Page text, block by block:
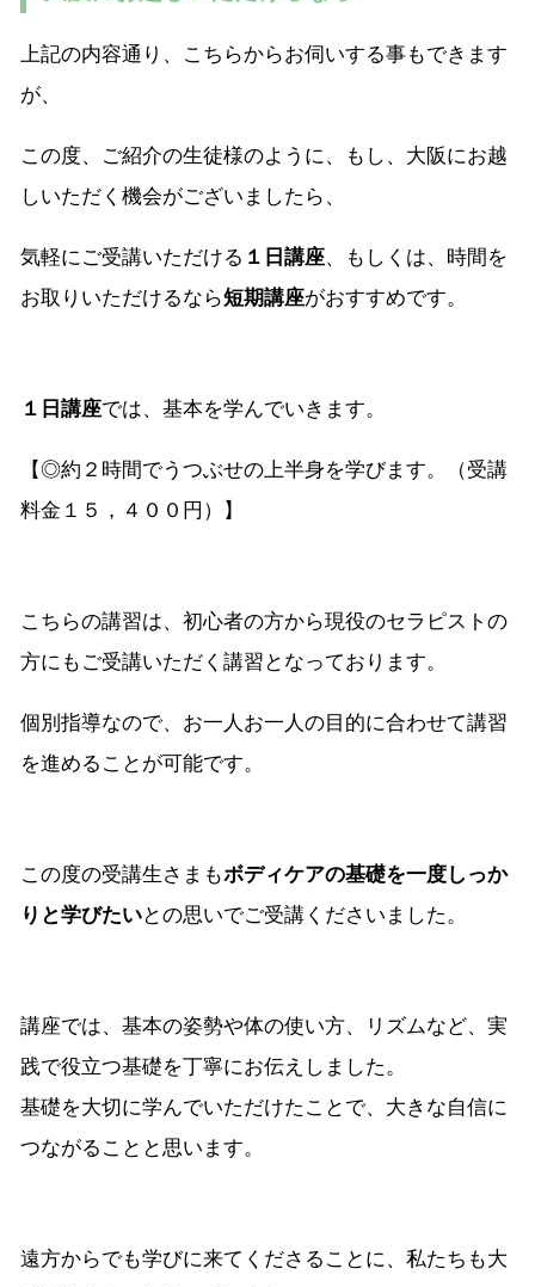
上記の内容通り、こちらからお伺いする事もできます
が、
この度、ご紹介の生徒様のように、もし、大阪にお越
しいただく機会がございましたら、
気軽にご受講いただける １日講座、もしくは、時間を
お取りいただけるなら短期講座がおすすめです。
１日講座では、基本を学んでいきます。
【◎約２時間でうつぶせの上半身を学びます。（受講
料金１５，４００円）】
こちらの講習は、初心者の方から現役のセラピストの
方にもご受講いただく講習となっております。
個別指導なので、お一人お一人の目的に合わせて講習
を進めることが可能です。
この度の受講生さまもボディケアの基礎を一度しっか
りと学びたいとの思いでご受講くださいました。
講座では、基本の姿勢や体の使い方、リズムなど、実
践で役立つ基礎を丁寧にお伝えしました。
基礎を大切に学んでいただけたことで、大きな自信に
つながることと思います。
遠方からでも学びに来てくださることに、私たちも大